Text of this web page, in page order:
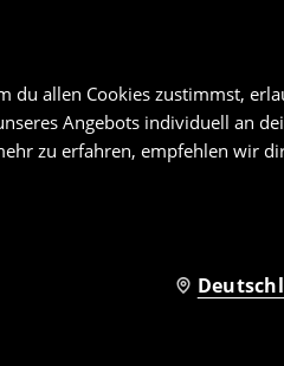
du allen Cookies zustimmst,
Angebots individuell an
zu erfahren, empfehlen wir